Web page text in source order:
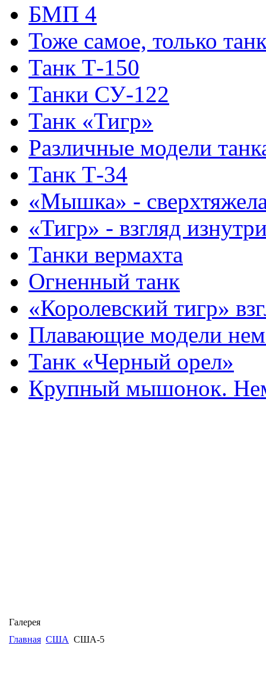
БМП 4
Тоже самое, только
Танк Т-150
Танки СУ-122
Танк «Тигр»
Различные модели
Танк Т-34
«Мышка» -
«Тигр» - взгляд
Танки вермахта
Огненный танк
«Королевский тигр»
Плавающие модели
Танк «Черный орел»
Крупный мышонок.
Галерея
Главная США США-5